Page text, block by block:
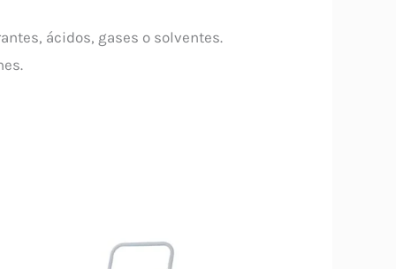
ácidos, gases o solventes.